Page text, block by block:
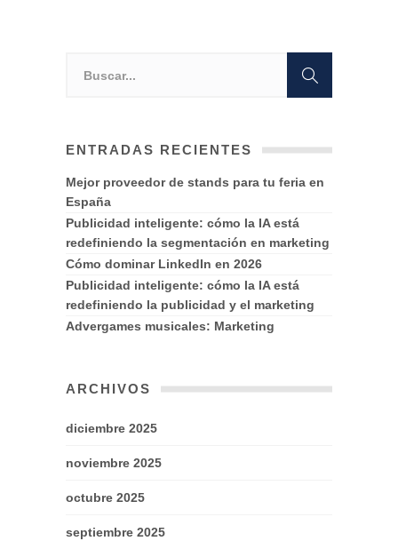
ENTRADAS RECIENTES
Mejor proveedor de stands para tu feria en
España
Publicidad inteligente: cómo la IA está
redefiniendo la segmentación en marketing
Cómo dominar LinkedIn en 2026
Publicidad inteligente: cómo la IA está
redefiniendo la publicidad y el marketing
Advergames musicales: Marketing
ARCHIVOS
diciembre 2025
noviembre 2025
octubre 2025
septiembre 2025